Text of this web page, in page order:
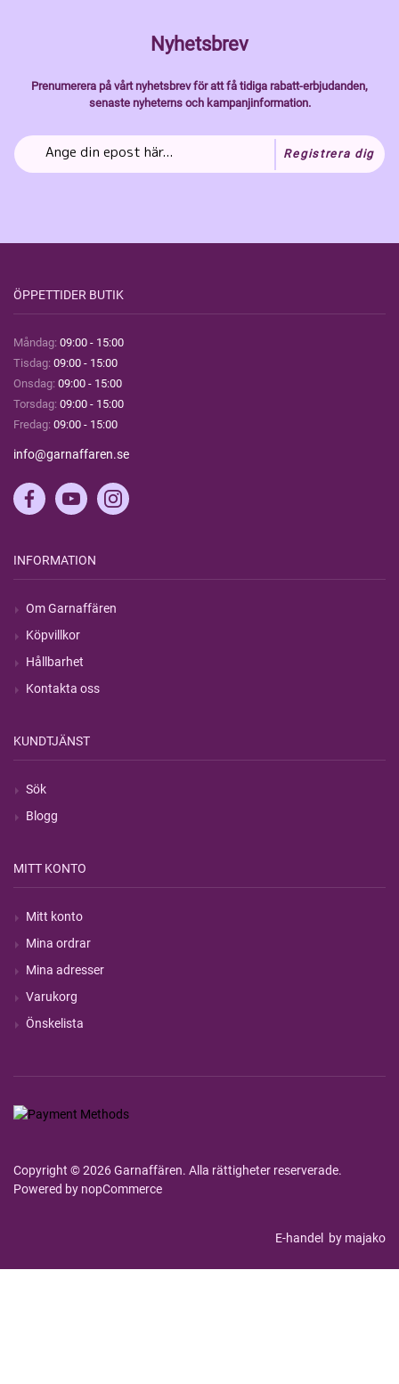
Nyhetsbrev
Prenumerera på vårt nyhetsbrev för att få tidiga rabatt-erbjudanden,
senaste nyheterns och kampanjinformation.
Registrera dig
ÖPPETTIDER BUTIK
Måndag: 09:00 - 15:00
Tisdag: 09:00 - 15:00
Onsdag: 09:00 - 15:00
Torsdag: 09:00 - 15:00
Fredag: 09:00 - 15:00
info@garnaffaren.se
INFORMATION
Om Garnaffären
Köpvillkor
Hållbarhet
Kontakta oss
KUNDTJÄNST
Sök
Blogg
MITT KONTO
Mitt konto
Mina ordrar
Mina adresser
Varukorg
Önskelista
Copyright © 2026 Garnaffären. Alla rättigheter reserverade.
Powered by nopCommerce
E-handel by majako